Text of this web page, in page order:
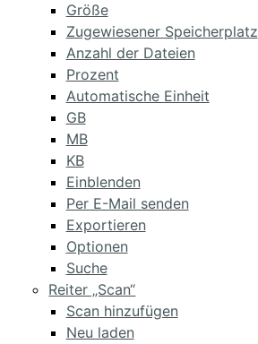
Größe
Zugewiesener Speicherplatz
Anzahl der Dateien
Prozent
Automatische Einheit
GB
MB
KB
Einblenden
Per E-Mail senden
Exportieren
Optionen
Suche
Reiter „Scan“
Scan hinzufügen
Neu laden